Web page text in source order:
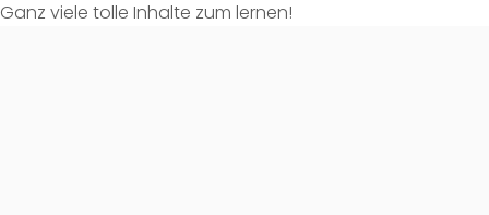
Ganz viele tolle Inhalte zum lernen!